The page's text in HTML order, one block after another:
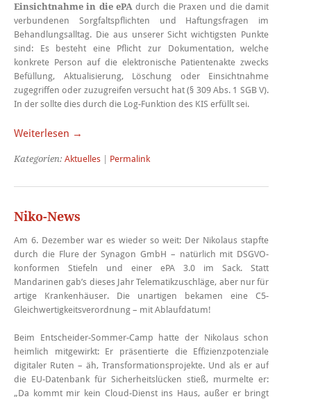
Einsichtnahme in die ePA durch die Praxen und die damit
verbundenen Sorgfaltspflichten und Haftungsfragen im
Behandlungsalltag. Die aus unserer Sicht wichtigsten Punkte
sind: Es besteht eine Pflicht zur Dokumentation, welche
konkrete Person auf die elektronische Patientenakte zwecks
Befüllung, Aktualisierung, Löschung oder Einsichtnahme
zugegriffen oder zuzugreifen versucht hat (§ 309 Abs. 1 SGB V).
In der sollte dies durch die Log-Funktion des KIS erfüllt sei.
Weiterlesen →
Kategorien: Aktuelles | Permalink
Niko-News
Am 6. Dezember war es wieder so weit: Der Nikolaus stapfte
durch die Flure der Synagon GmbH – natürlich mit DSGVO-
konformen Stiefeln und einer ePA 3.0 im Sack. Statt
Mandarinen gab’s dieses Jahr Telematikzuschläge, aber nur für
artige Krankenhäuser. Die unartigen bekamen eine C5-
Gleichwertigkeitsverordnung – mit Ablaufdatum!
Beim Entscheider-Sommer-Camp hatte der Nikolaus schon
heimlich mitgewirkt: Er präsentierte die Effizienzpotenziale
digitaler Ruten – äh, Transformationsprojekte. Und als er auf
die EU-Datenbank für Sicherheitslücken stieß, murmelte er:
„Da kommt mir kein Cloud-Dienst ins Haus, außer er bringt